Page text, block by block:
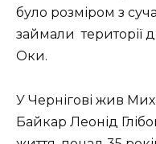
було розміром з
займали території
Оки.
У Чернігові жив
Байкар Леонід